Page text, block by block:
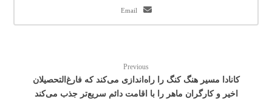
Email
Previous
کانادا مسیر هنگ کنگ را راه‌اندازی می‌کند که فارغ‌التحصیلان
اخیر و کارگران ماهر را با اقامت دائم سریع‌تر جذب می‌کند